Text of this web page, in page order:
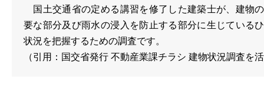
国土交通省の定める講習を修了した建築士が、建物
要な部分及び雨水の浸入を防止する部分に生じている
状況を把握するための調査です。
（引用：国交省発行 不動産業課チラシ 建物状況調査を